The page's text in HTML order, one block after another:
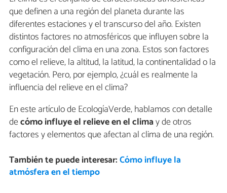
que definen a una región del planeta durante las
diferentes estaciones y el transcurso del año. Existen
distintos factores no atmosféricos que influyen sobre la
configuración del clima en una zona. Estos son factores
como el relieve, la altitud, la latitud, la continentalidad o la
vegetación. Pero, por ejemplo, ¿cuál es realmente la
influencia del relieve en el clima?
En este artículo de EcologíaVerde, hablamos con detalle
decómo influye el relieve en el climay de otros
factores y elementos que afectan al clima de una región.
También te puede interesar:Cómo influye la
atmósfera en el tiempo